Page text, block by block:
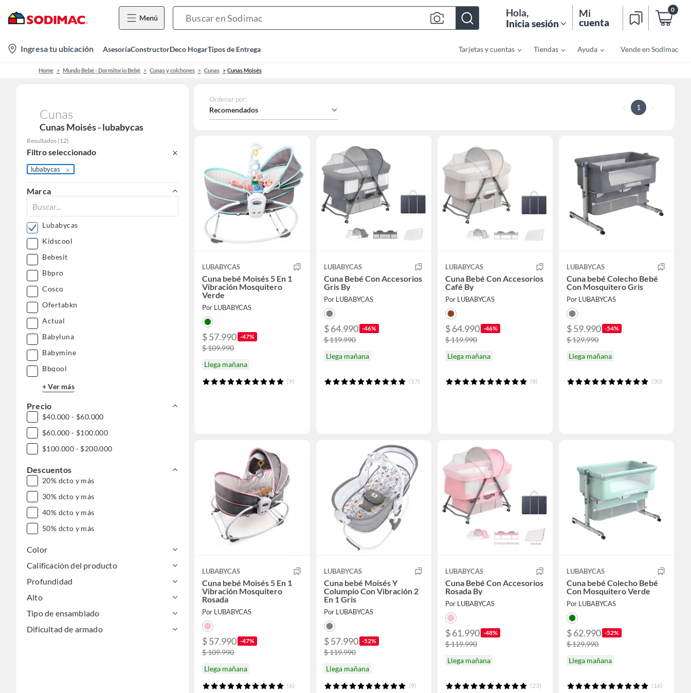
Menú
Bar
Hola,
Inicia sesión
Mi
cuenta
0
location-
icon
Ingresa tu ubicación AsesoríaConstructorDeco HogarTipos de Entrega Tarjetas y cuentas Tiendas Ayuda Vende en Sodimac
Home Mundo Bebé - Dormitorio Bebé Cunas y colchones Cunas Cunas Moisés
Cunas
Cunas Moisés - lubabycas
Resultados (12)
Filtro seleccionado
lubabycas
Marca
Lubabycas
Kidscool
Bebesit
Bbpro
Cosco
Ofertabkn
Actual
Babyluna
Babymine
Bbqool
+ Ver más
Precio
$40.000 - $60.000
$60.000 - $100.000
$100.000 - $200.000
Descuentos
20% dcto y más
30% dcto y más
40% dcto y más
50% dcto y más
Color
Calificación del producto
Profundidad
Alto
Tipo de ensamblado
Dificultad de armado
Ordenar por:
Recomendados 1
LUBABYCAS
Cuna bebé Moisés 5 En 1
Vibración Mosquitero
Verde
Por LUBABYCAS
$ 57.990 -47%
$ 109.990
Llega mañana
(9)
LUBABYCAS
Cuna Bebé Con Accesorios
Gris By
Por LUBABYCAS
$ 64.990 -46%
$ 119.990
Llega mañana
(17)
LUBABYCAS
Cuna Bebé Con Accesorios
Café By
Por LUBABYCAS
$ 64.990 -46%
$ 119.990
Llega mañana
(8)
LUBABYCAS
Cuna bebé Colecho Bebé
Con Mosquitero Gris
Por LUBABYCAS
$ 59.990 -54%
$ 129.990
Llega mañana
(30)
LUBABYCAS
Cuna bebé Moisés 5 En 1
Vibración Mosquitero
Rosada
Por LUBABYCAS
$ 57.990 -47%
$ 109.990
Llega mañana
(6)
LUBABYCAS
Cuna bebé Moisés Y
Columpio Con Vibración 2
En 1 Gris
Por LUBABYCAS
$ 57.990 -52%
$ 119.990
Llega mañana
(9)
LUBABYCAS
Cuna Bebé Con Accesorios
Rosada By
Por LUBABYCAS
$ 61.990 -48%
$ 119.990
Llega mañana
(23)
LUBABYCAS
Cuna bebé Colecho Bebé
Con Mosquitero Verde
Por LUBABYCAS
$ 62.990 -52%
$ 129.990
Llega mañana
(16)